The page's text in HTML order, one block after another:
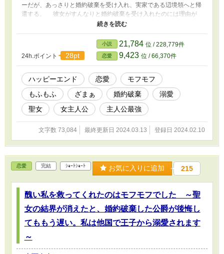
ーだが、あっさりと婚約破棄を受け入れ、実家である辺境領へと帰
還する。 彼女がすんなりと婚約破棄を受け入れたのには理由が
あった。メアリーは他人の生命力を視認できるため、残りの寿命を
を告げ、実家に帰った彼女は、幼馴染である隣国の王子から熱烈な
アプローチを受けるのだった。 一方、公爵は寿命が近づくに連
れて、周囲の人たちから見放されていく。孤独に暮らすようになっ
た彼は、メアリーとの婚約破棄を後悔するのだった。 本作品は
婚約破棄された令嬢が辺境領に戻り、ハッピーエンドを迎えるまで
の物語である。
24h.ポイント 28pt
小説 21,784 位 / 228,779件
恋愛 9,423 位 / 66,370件
ハッピーエンド 恋愛
モフモフ
もふもふ
ざまぁ 婚約破棄
溺愛
聖女
女主人公 主人公最強
文字数 73,084 最終更新日 2024.03.13 登録日 2024.02.10
恋愛 完結 ｼｮｰﾄｼｮｰﾄ お気に入りに追加 215
醜い私を救ってくれたのはモフモフでした ～聖
女の結界が消えたと、婚約破棄した公爵が後悔し
てももう遅い。私は他国で王子から溺愛されます
～